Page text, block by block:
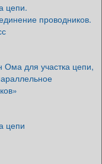
цепи.
проводников.
Ома для участка цепи,
цепи